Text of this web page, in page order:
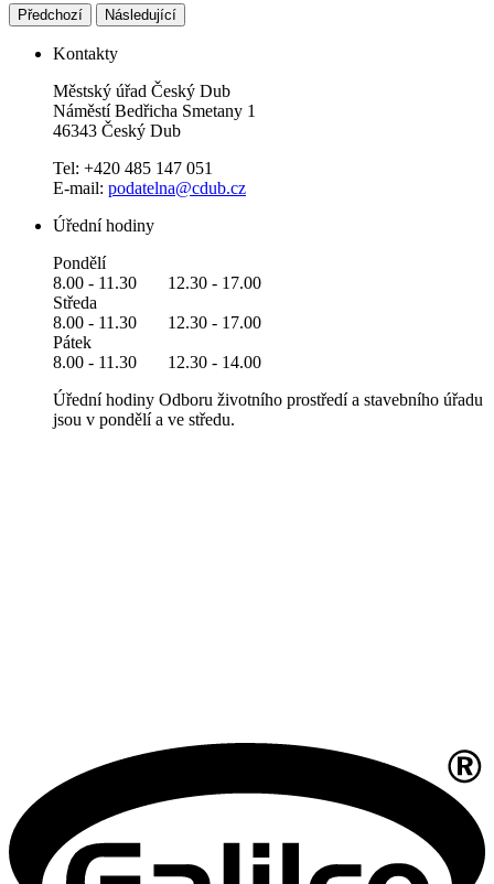
Předchozí Následující
Kontakty
Městský úřad Český Dub
Náměstí Bedřicha Smetany 1
46343 Český Dub
Tel: +420 485 147 051
E-mail: podatelna@cdub.cz
Úřední hodiny
Pondělí
8.00 - 11.30 12.30 - 17.00
Středa
8.00 - 11.30 12.30 - 17.00
Pátek
8.00 - 11.30 12.30 - 14.00
Úřední hodiny Odboru životního prostředí a stavebního úřadu
jsou v pondělí a ve středu.